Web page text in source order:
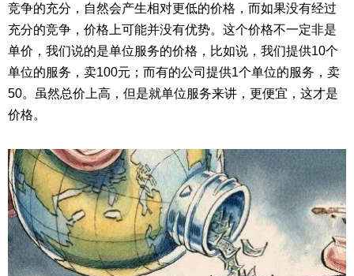
竞争的充分，自然会产生相对更低的价格，而如果没有经过
充分的竞争，价格上可能并没有优势。这个价格不一定非是
单价，我们说的是单位服务的价格，比如说，我们提供10个
单位的服务，卖100元；而有的公司提供1个单位的服务，卖
50。虽然总价上高，但是就单位服务来讲，更便宜，这才是
价格。